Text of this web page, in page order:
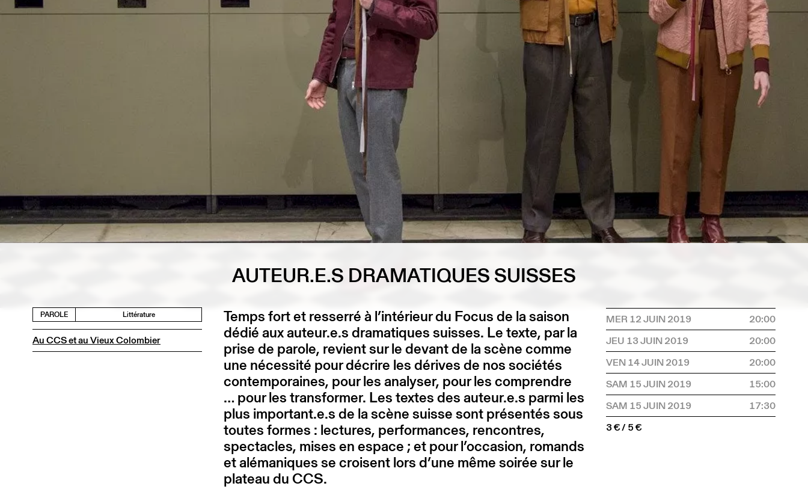
AUTEUR.E.S DRAMATIQUES SUISSES
PAROLE Littérature
Au CCS et au Vieux Colombier
Temps fort et resserré à l’intérieur du Focus de la saison
dédié aux auteur.e.s dramatiques suisses. Le texte, par la
prise de parole, revient sur le devant de la scène comme
une nécessité pour décrire les dérives de nos sociétés
contemporaines, pour les analyser, pour les comprendre
… pour les transformer. Les textes des auteur.e.s parmi les
plus important.e.s de la scène suisse sont présentés sous
toutes formes : lectures, performances, rencontres,
spectacles, mises en espace ; et pour l’occasion, romands
et alémaniques se croisent lors d’une même soirée sur le
plateau du CCS.
MER 12 JUIN 2019
20:00
JEU 13 JUIN 2019
20:00
VEN 14 JUIN 2019
20:00
SAM 15 JUIN 2019
15:00
SAM 15 JUIN 2019
17:30
3 € / 5 €